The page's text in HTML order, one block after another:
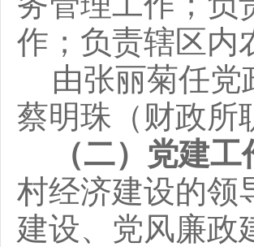
作；负责辖区内
由张丽菊任党
蔡明珠 （财政所
（二） 党建工
村经济建设的领
建设、党风廉政